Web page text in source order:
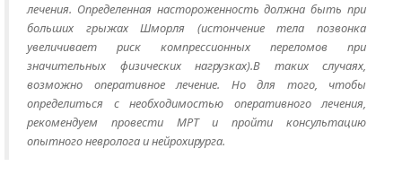
лечения. Определенная настороженность должна быть при
больших грыжах Шморля (истончение тела позвонка
увеличивает риск компрессионных переломов при
значительных физических нагрузках).В таких случаях,
возможно оперативное лечение. Но для того, чтобы
определиться с необходимостью оперативного лечения,
рекомендуем провести МРТ и пройти консультацию
опытного невролога и нейрохирурга.